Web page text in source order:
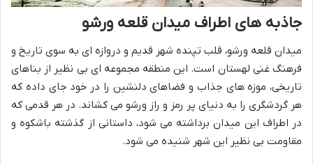
جاذبه های اطراف میدان قلعه ورشو
میدان قلعه ورشو، قلب تپنده شهر قدیم و دروازه ای به سوی تاریخ و
فرهنگ غنی لهستان است. این منطقه مجموعه ای بی نظیر از بناهای
تاریخی، موزه های جذاب و فضاهای دلنشین را در خود جای داده که
هر گردشگری را به دنیای پر رمز و راز ورشو می کشاند. در هر قدمی که
در اطراف این میدان برداشته می شود، داستانی از گذشته باشکوه و
مقاومت بی نظیر این شهر شنیده می شود.